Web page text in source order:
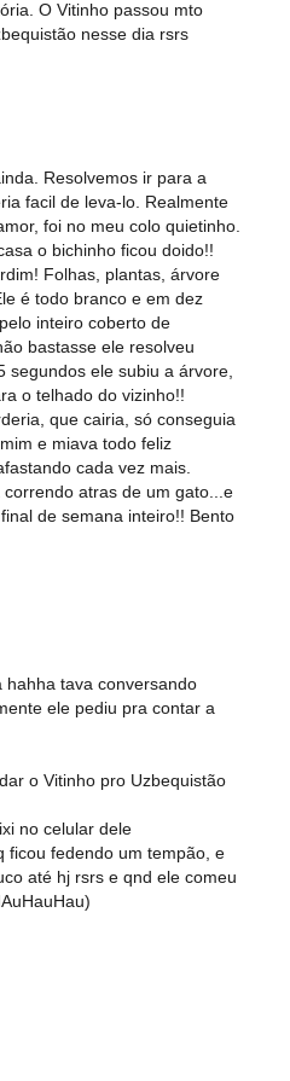
O Vitinho passou mto
nesse dia rsrs
Resolvemos ir para a
facil de leva-lo. Realmente
foi no meu colo quietinho.
o bichinho ficou doido!!
Folhas, plantas, árvore
é todo branco e em dez
inteiro coberto de
bastasse ele resolveu
segundos ele subiu a árvore,
o telhado do vizinho!!
que cairia, só conseguia
e miava todo feliz
cada vez mais.
atras de um gato...e
de semana inteiro!! Bento
hahha tava conversando
ele pediu pra contar a
o Vitinho pro Uzbequistão
no celular dele
ficou fedendo um tempão, e
até hj rsrs e qnd ele comeu